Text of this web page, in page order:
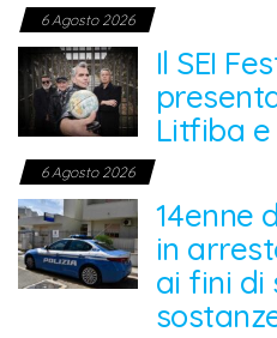
6 Agosto 2026
Il SEI
Litfiba e
6 Agosto 2026
14enne
in
ai fini di